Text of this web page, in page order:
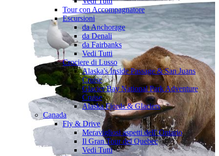
Tour con Accompagnatore
Escursioni
da Anchorage
da Denali
da Fairbanks
Vedi Tutti
Crociere di Lusso
Alaska's Inside Passage & San Juans
Cruise
Glacier Bay National Park Adventure
Cruise
Alaska Fjords & Glaciers
Canada
Fly & Drive
Meravigliosi aspetti dell' Ontario
Il Gran Tour del Quebec
Vedi Tutti